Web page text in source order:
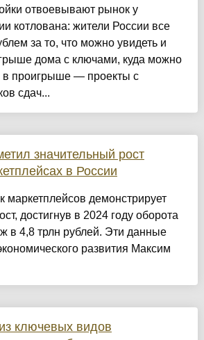
отвоевывают рынок у
котлована: жители России все
за то, что можно увидеть и
дома с ключами, куда можно
в проигрыше — проекты с
сдач...
значительный рост
в России
маркетплейсов демонстрирует
достигнув в 2024 году оборота
в 4,8 трлн рублей. Эти данные
развития Максим
ключевых видов